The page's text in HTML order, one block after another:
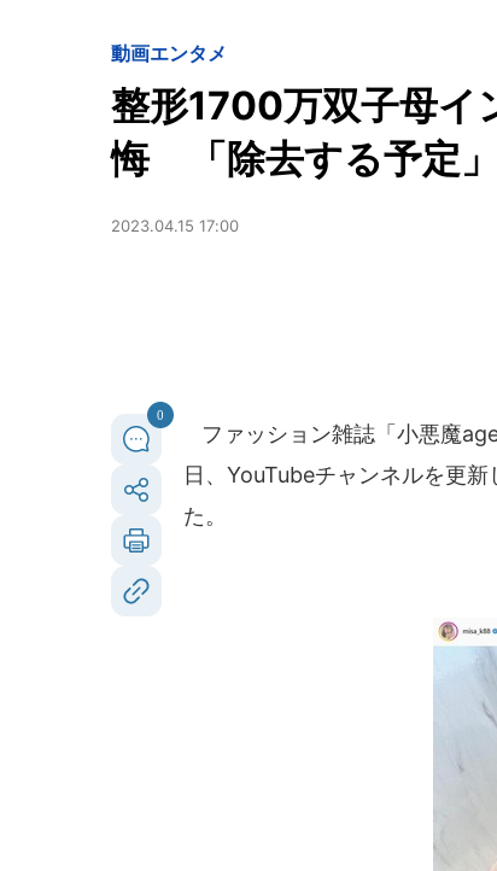
動画エンタメ
整形1700万双子母イ
悔 「除去する予定」
2023.04.15 17:00
0
ファッション雑誌「小悪魔
日、YouTubeチャンネルを更
た。